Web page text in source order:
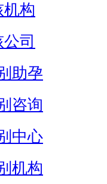
构
司
助孕
咨询
中心
机构